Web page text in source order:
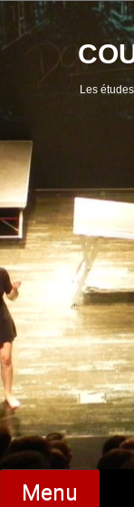
Skip
content
Les
Menu